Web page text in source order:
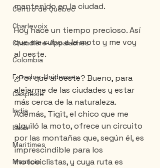
Centro de Québec
Charlevoix
Chaudière-Appalaches
Colombia
Estados-Unidenses
Gaspésie
India
Laos
Maritimes
Mauricie
mantenido en la ciudad.
Hoy hace un tiempo precioso. Así
que me subo a la moto y me voy
al oeste.
¿Por qué al oeste? Bueno, para
alejarme de las ciudades y estar
más cerca de la naturaleza.
Además, Tigit, el chico que me
alquiló la moto, ofrece un circuito
por las montañas que, según él, es
imprescindible para los
motociclistas, y cuya ruta es